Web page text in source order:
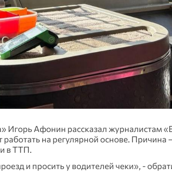
Игорь Афонин рассказал журналистам
на регулярной основе.
в ТТП.
и просить у водителей чеки», -